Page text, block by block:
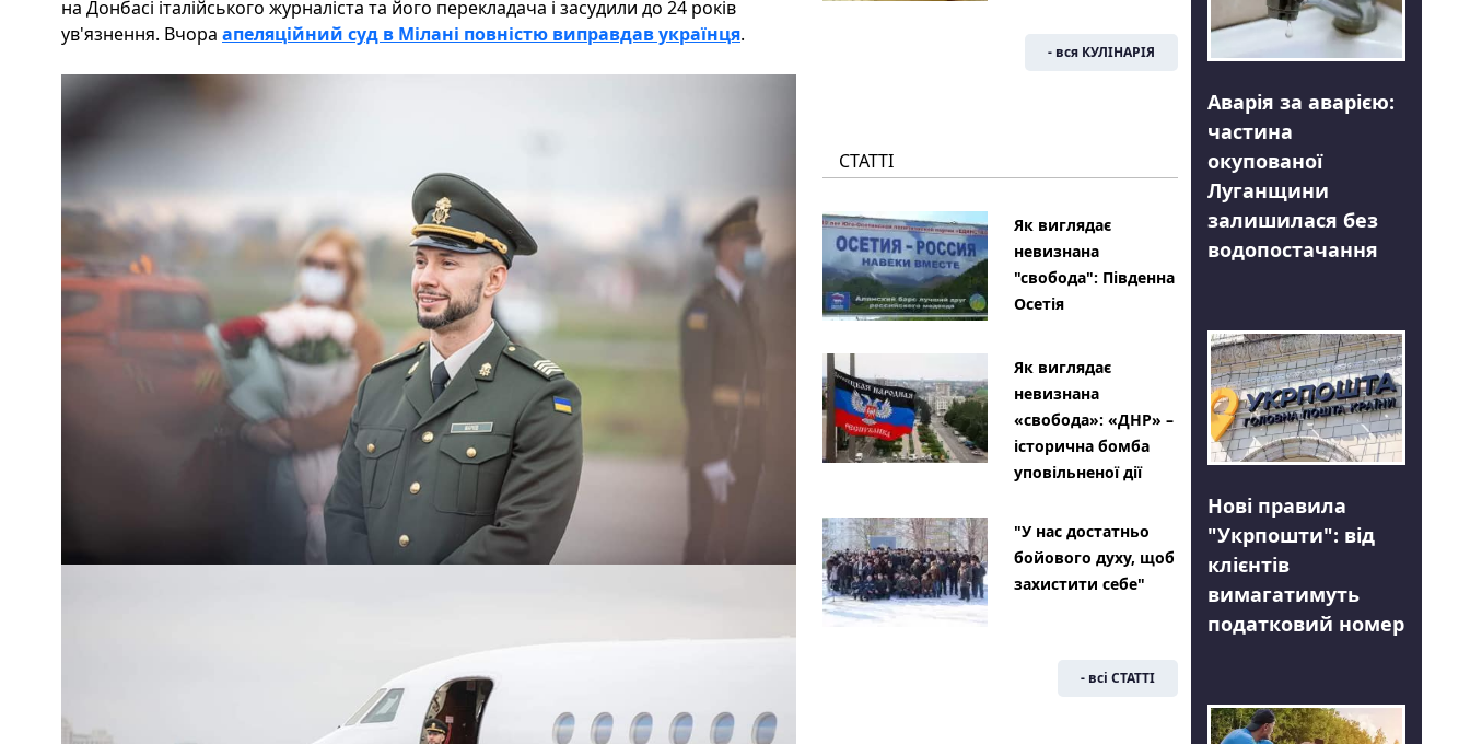
на Донбасі італійського журналіста та його перекладача і засудили до 24 років
ув'язнення. Вчора апеляційний суд в Мілані повністю виправдав українця.
- вся КУЛІНАРІЯ
СТАТТІ
Як виглядає
невизнана
"свобода": Південна
Осетія
Як виглядає
невизнана
«свобода»: «ДНР» –
історична бомба
уповільненої дії
"У нас достатньо
бойового духу, щоб
захистити себе"
- всі СТАТТІ
Аварія за аварією:
частина
окупованої
Луганщини
залишилася без
водопостачання
Нові правила
"Укрпошти": від
клієнтів
вимагатимуть
податковий номер